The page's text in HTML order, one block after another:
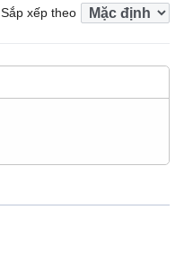
Sắp xếp theo